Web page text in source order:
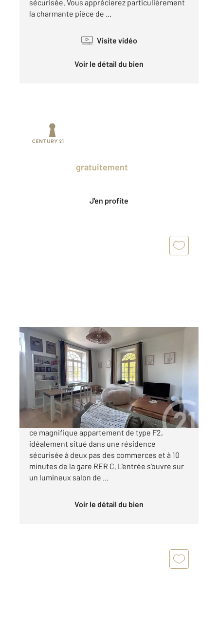
sécurisée. Vous apprécierez particulièrement
la charmante pièce de ...
Visite vidéo
Voir le détail du bien
gratuitement
J'en profite
ETAMPES 91
48,80 m , 2 pièces
Ref : 16790
Appartement F2 à vendre
135 000 €
A vendre Morigny-Champigny: venez découvrir
ce magnifique appartement de type F2,
idéalement situé dans une résidence
sécurisée à deux pas des commerces et à 10
minutes de la gare RER C. L'entrée s'ouvre sur
un lumineux salon de ...
Voir le détail du bien